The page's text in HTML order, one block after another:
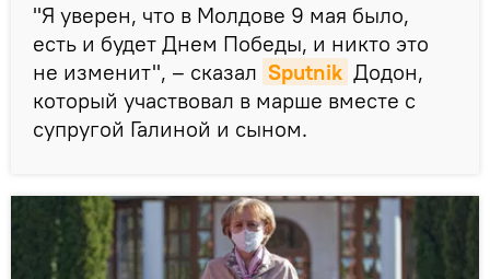
"Я уверен, что в Молдове 9 мая было,
есть и будет Днем Победы, и никто это
не изменит", – сказал Sputnik Додон,
который участвовал в марше вместе с
супругой Галиной и сыном.